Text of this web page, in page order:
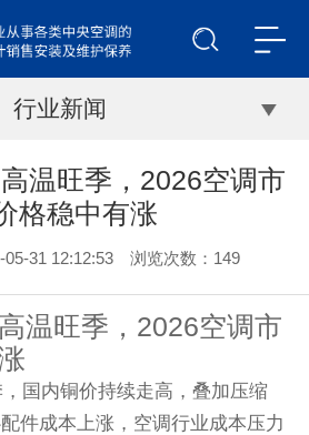
行业新闻
温旺季，2026空调市
格稳中有涨
05-31 12:12:53 浏览次数： 149
温旺季，2026空调市
国内铜价持续走高，叠加压缩
件成本上涨，空调行业成本压力